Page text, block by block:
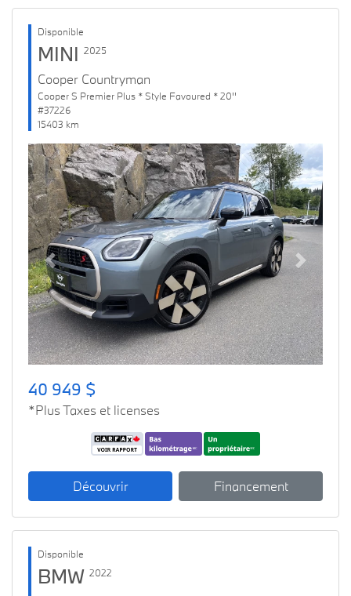
Disponible
MINI 2025
Cooper Countryman
Cooper S Premier Plus * Style Favoured * 20''
#37226
15403 km
Previous Next
40 949 $
*Plus Taxes et licenses
Découvrir Financement
Disponible
BMW 2022